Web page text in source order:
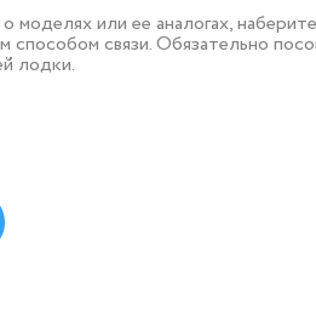
моделях или ее аналогах,
связи. Обязательно
лодки.